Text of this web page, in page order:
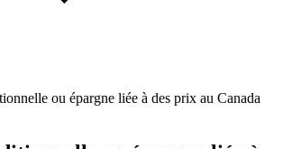
ou épargne liée à des prix au Canada